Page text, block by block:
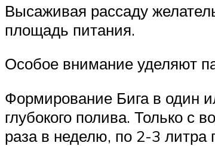
Высаживая рассаду
площадь питания.
Особое внимание уделяют
Формирование Бига в один
глубокого полива. Только с
раза в неделю, по 2-3 литра